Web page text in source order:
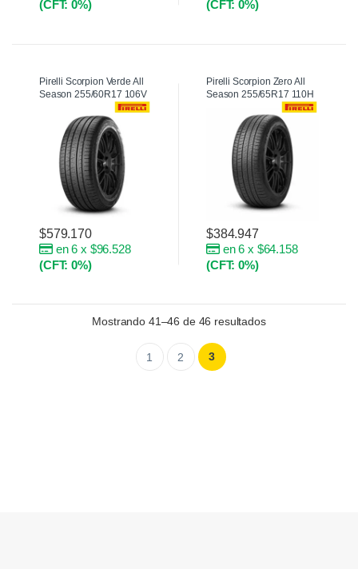
(CFT: 0%) (CFT: 0%)
Pirelli Scorpion Verde All
Season 255/60R17 106V
$579.170
en 6 x $96.528
(CFT: 0%)
Pirelli Scorpion Zero All
Season 255/65R17 110H
$384.947
en 6 x $64.158
(CFT: 0%)
Mostrando 41–46 de 46 resultados
1 2 3